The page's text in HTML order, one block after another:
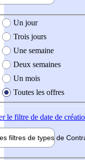
création de l'offre
Un jour
Trois jours
Une semaine
Deux semaines
Un mois
Toutes les offres
le filtre de date de
filtres de types de